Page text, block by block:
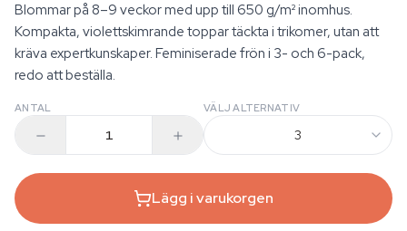
Blommar på 8–9 veckor med upp till 650 g/m² inomhus.
Kompakta, violettskimrande toppar täckta i trikomer, utan att
kräva expertkunskaper. Feminiserade frön i 3- och 6-pack,
redo att beställa.
ANTAL VÄLJ ALTERNATIV
3
Lägg i varukorgen